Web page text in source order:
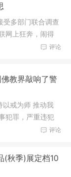
受多部门联合调查
网上狂奔，闹得
评论
教界敲响了警
以戒为师 推动我
犯罪，严重违犯
评论
(秋季)展定档10